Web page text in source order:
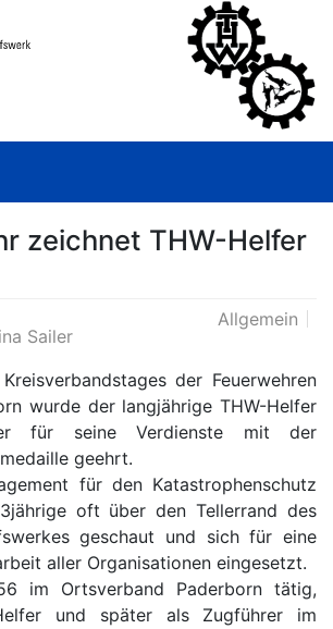
zeichnet THW-Helfer
Allgemein
Sailer
der Feuerwehren
wurde der langjährige THW-Helfer
für seine Verdienste mit der
geehrt.
für den Katastrophenschutz
oft über den Tellerrand des
geschaut und sich für eine
aller Organisationen eingesetzt.
im Ortsverband Paderborn tätig,
und später als Zugführer im